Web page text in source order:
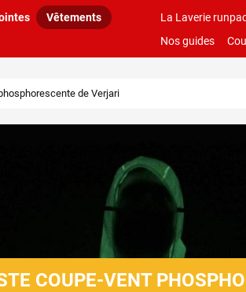
Vêtements
La Laverie
Nos guides
de Verjari
COUPE-VENT